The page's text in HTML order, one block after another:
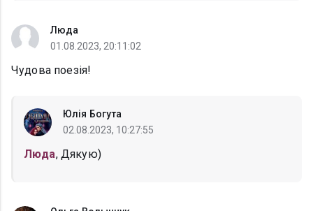
Люда
01.08.2023, 20:11:02
Чудова поезія!
Юлія Богута
02.08.2023, 10:27:55
Люда, Дякую)